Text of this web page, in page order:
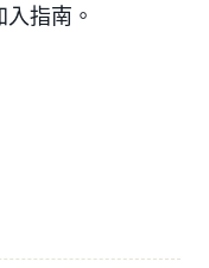
指南。